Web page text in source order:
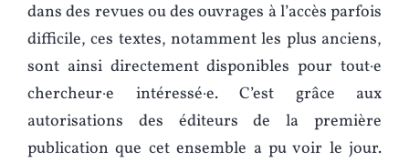
dans des revues ou des ouvrages à l’accès parfois
difficile, ces textes, notamment les plus anciens,
sont ainsi directement disponibles pour tout·e
chercheur·e intéressé·e. C’est grâce aux
autorisations des éditeurs de la première
publication que cet ensemble a pu voir le jour.